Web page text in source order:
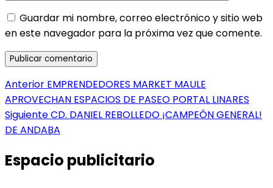
Guardar mi nombre, correo electrónico y sitio web
en este navegador para la próxima vez que comente.
Navegación
de
entradas
Anterior Entrada
anterior:
EMPRENDEDORES MARKET MAULE
APROVECHAN ESPACIOS DE PASEO PORTAL LINARES
SiguienteEntrada
siguiente:
CD. DANIEL REBOLLEDO ¡CAMPEÓN GENERAL!
DE ANDABA
Espacio publicitario